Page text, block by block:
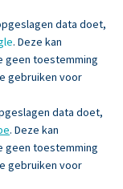
data doet,
. Deze kan
geen toestemming
gebruiken voor
data doet,
. Deze kan
geen toestemming
gebruiken voor